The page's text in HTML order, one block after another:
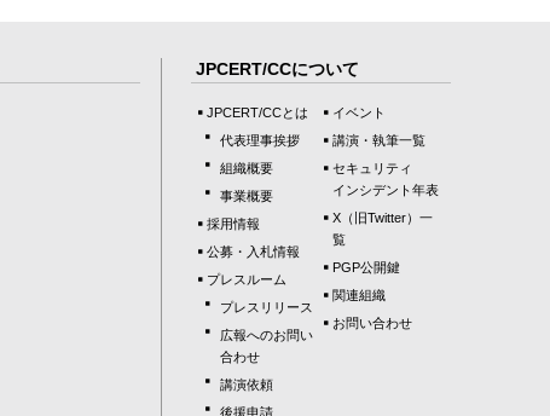
JPCERT/CCについて
JPCERT/CCとは
代表理事挨拶
組織概要
事業概要
採用情報
公募・入札情報
プレスルーム
プレスリリース
広報へのお問い
合わせ
講演依頼
後援申請
イベント
講演・執筆一覧
セキュリティ
インシデント年表
X（旧Twitter）一
覧
PGP公開鍵
関連組織
お問い合わせ